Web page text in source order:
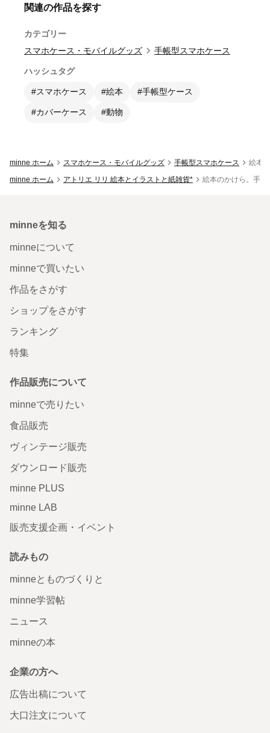
関連の作品を探す
カテゴリー
スマホケース・モバイルグッズ
手帳型スマホケース
ハッシュタグ
#スマホケース #絵本 #手帳型ケース
#カバーケース #動物
minne ホーム スマホケース・モバイルグッズ 手帳型スマホケース
絵本
minne ホーム
アトリエ リリ 絵本とイラストと紙雑貨* 絵本のかけら。手
minneを知る
minneについて
minneで買いたい
作品をさがす
ショップをさがす
ランキング
特集
作品販売について
minneで売りたい
食品販売
ヴィンテージ販売
ダウンロード販売
minne PLUS
minne LAB
販売支援企画・イベント
読みもの
minneとものづくりと
minne学習帖
ニュース
minneの本
企業の方へ
広告出稿について
大口注文について